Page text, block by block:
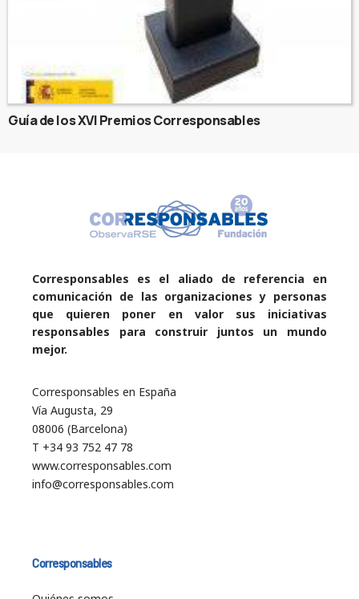
Guía de los XVI Premios Corresponsables
Corresponsables es el aliado de referencia en
comunicación de las organizaciones y personas
que quieren poner en valor sus iniciativas
responsables para construir juntos un mundo
mejor.
Corresponsables en España
Vía Augusta, 29
08006 (Barcelona)
T +34 93 752 47 78
www.corresponsables.com
info@corresponsables.com
Corresponsables